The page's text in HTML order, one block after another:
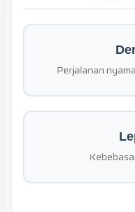
Perjalanan